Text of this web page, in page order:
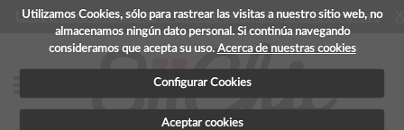
Utilizamos Cookies, sólo para rastrear las visitas a nuestro sitio web, no
almacenamos ningún dato personal. Si continúa navegando
consideramos que acepta su uso. Acerca de nuestras cookies
Configurar Cookies
Aceptar cookies
La app para android esta en fase beta, disponible en breve